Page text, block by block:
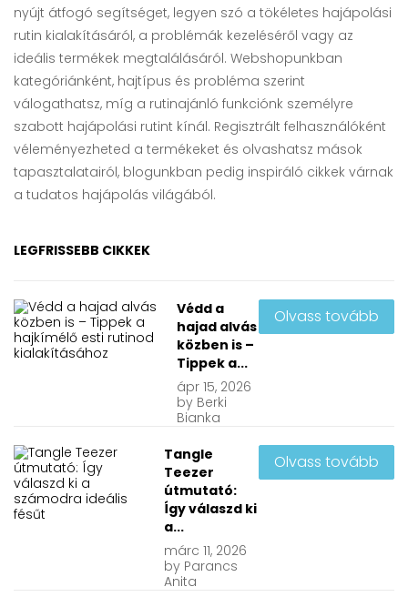
nyújt átfogó segítséget, legyen szó a tökéletes hajápolási
rutin kialakításáról, a problémák kezeléséről vagy az
ideális termékek megtalálásáról. Webshopunkban
kategóriánként, hajtípus és probléma szerint
válogathatsz, míg a rutinajánló funkciónk személyre
szabott hajápolási rutint kínál. Regisztrált felhasználóként
véleményezheted a termékeket és olvashatsz mások
tapasztalatairól, blogunkban pedig inspiráló cikkek várnak
a tudatos hajápolás világából.
LEGFRISSEBB CIKKEK
Védd a
hajad alvás
közben is –
Tippek a...
ápr15, 2026
by Berki
Bianka
Olvass tovább
Tangle
Teezer
útmutató:
Így válaszd ki
a...
márc11, 2026
by Parancs
Anita
Olvass tovább